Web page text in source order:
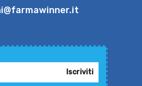
Iscriviti